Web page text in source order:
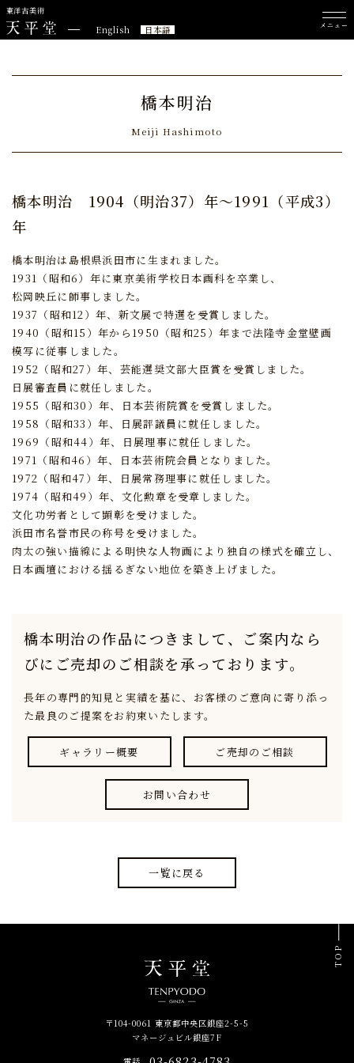
東洋古美術
English 日本語 メニュー
橋本明治
Meiji Hashimoto
橋本明治 1904（明治37）年～1991（平成3）
年
橋本明治は島根県浜田市に生まれました。
1931（昭和6）年に東京美術学校日本画科を卒業し、
松岡映丘に師事しました。
1937（昭和12）年、新文展で特選を受賞しました。
1940（昭和15）年から1950（昭和25）年まで法隆寺金堂壁画
模写に従事しました。
1952（昭和27）年、芸能選奨文部大臣賞を受賞しました。
日展審査員に就任しました。
1955（昭和30）年、日本芸術院賞を受賞しました。
1958（昭和33）年、日展評議員に就任しました。
1969（昭和44）年、日展理事に就任しました。
1971（昭和46）年、日本芸術院会員となりました。
1972（昭和47）年、日展常務理事に就任しました。
1974（昭和49）年、文化勲章を受章しました。
文化功労者として顕彰を受けました。
浜田市名誉市民の称号を受けました。
肉太の強い描線による明快な人物画により独自の様式を確立し、
日本画壇における揺るぎない地位を築き上げました。
橋本明治の作品につきまして、 ご案内なら
びにご売却のご相談を承っております。
長年の専門的知見と実績を基に、 お客様のご意向に寄り添っ
た最良のご提案をお約束いたします。
ギャラリー概要 ご売却のご相談
お問い合わせ
一覧に戻る
〒104-0061 東京都中央区銀座2-5-5
マネージュビル銀座7F
TOP